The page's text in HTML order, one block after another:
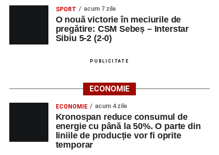
„Cicloaventurier de Sebeș”
al competiției MTB pentru copii.
LUNI, 24 AUGUST 2026
Ora 18.00– Activități recreative pentru copii, susținute de
trupele de teatru„Gepetto”și„Pied Piper”
Seară cu tradiții săsești, cu participarea:
Fanfarei din Petrești;
SPORT acum 7 zile
O nouă victorie în meciurile de
pregătire: CSM Sebeș – Interstar
Sibiu 5-2 (2-0)
PUBLICITATE
ECONOMIE
ECONOMIE acum 4 zile
Kronospan reduce consumul de
energie cu până la 50%. O parte din
liniile de producție vor fi oprite
temporar